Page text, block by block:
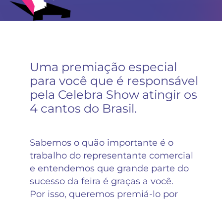
Uma premiação especial
para você que é responsável
pela Celebra Show atingir os
4 cantos do Brasil.
Sabemos o quão importante é o
trabalho do representante comercial
e entendemos que grande parte do
sucesso da feira é graças a você.
Por isso, queremos premiá-lo por